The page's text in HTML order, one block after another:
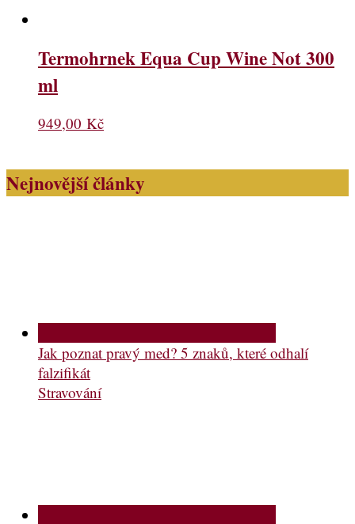
Termohrnek Equa Cup Wine Not 300
ml
949,00 Kč
Nejnovější články
Jak poznat pravý med? 5 znaků, které odhalí
falzifikát
Stravování